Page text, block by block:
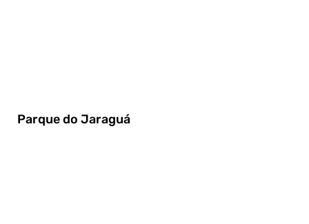
Parque do Jaraguá